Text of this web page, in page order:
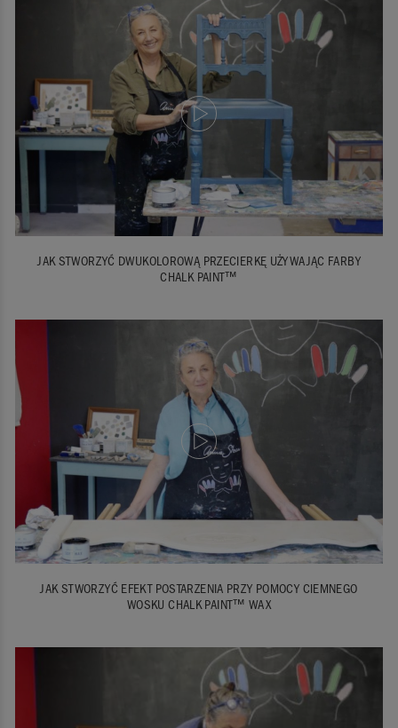
JAK STWORZYĆ DWUKOLOROWĄ PRZECIERKĘ UŻYWAJĄC FARBY
CHALK PAINT™
JAK STWORZYĆ EFEKT POSTARZENIA PRZY POMOCY CIEMNEGO
WOSKU CHALK PAINT™ WAX